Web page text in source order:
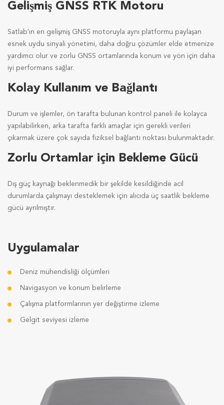
Gelişmiş GNSS RTK Motoru
Satlab'ın en gelişmiş GNSS motoruyla aynı platformu paylaşan
esnek uydu sinyali yönetimi, daha doğru çözümler elde etmenize
yardımcı olur ve zorlu GNSS ortamlarında konum ve yön için daha
iyi performans sağlar.
Kolay Kullanım ve Bağlantı
Durum ve işlemler, ön tarafta bulunan kontrol paneli ile kolayca
yapılabilirken, arka tarafta farklı amaçlar için gerekli verileri
çıkarmak üzere çok sayıda fiziksel bağlantı noktası bulunmaktadır.
Zorlu Ortamlar için Bekleme Gücü
Dış güç kaynağı beklenmedik bir şekilde kesildiğinde acil
durumlarda çalışmayı desteklemek için alıcıda üç saatlik bekleme
gücü ayrılmıştır.
Uygulamalar
Deniz mühendisliği ölçümleri
Navigasyon ve konum belirleme
Çalışma platformlarının yer değiştirme izleme
Gelgit seviyesi izleme